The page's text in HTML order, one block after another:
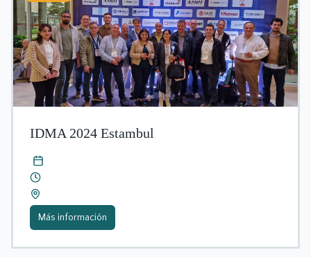
IDMA 2024 Estambul
Más información